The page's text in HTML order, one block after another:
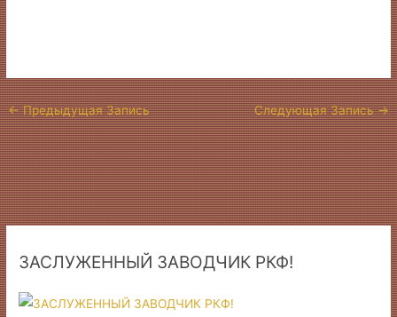
←Предыдущая Запись Следующая Запись→
ЗАСЛУЖЕННЫЙ ЗАВОДЧИК РКФ!